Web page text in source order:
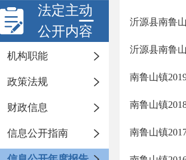
法定主动
公开内容
机构职能
政策法规
财政信息
信息公开指南
沂源县南鲁
沂源县南鲁
南鲁山镇
南鲁山镇
南鲁山镇